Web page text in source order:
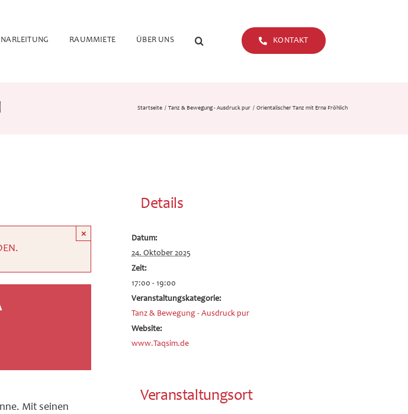
RAUMMIETE ÜBER UNS KONTAKT
Startseite Tanz & Bewegung - Ausdruck pur Orientalischer Tanz mit Erna Fröhlich
×
Mit seinen
Details
Datum:
24. Oktober 2025
Zeit:
17:00 - 19:00
Veranstaltungskategorie:
Tanz & Bewegung - Ausdruck pur
Website:
www.Taqsim.de
Veranstaltungsort